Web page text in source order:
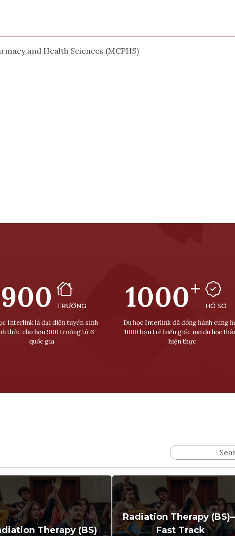
and Health Sciences (MCPHS)
900 TRƯỜNG
Interlink là đại diện tuyển sinh
thức cho hơn 900 trường từ 6
quốc gia
1000+
HỒ SƠ
Du học Interlink đã đồng hành cùng
1000 bạn trẻ biến giấc mơ du học
hiện thực
Therapy (BS)
Radiation Therapy
Fast Track